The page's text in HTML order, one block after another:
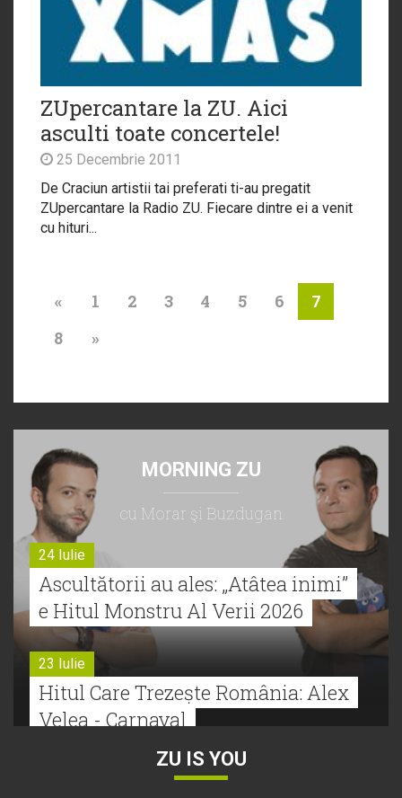
ZUpercantare la ZU. Aici
asculti toate concertele!
25 Decembrie 2011
De Craciun artistii tai preferati ti-au pregatit
ZUpercantare la Radio ZU. Fiecare dintre ei a venit
cu hituri...
« 1 2 3 4 5 6 7
8 »
MORNING ZU
cu Morar şi Buzdugan
24 Iulie
Ascultătorii au ales: „Atâtea inimi”
e Hitul Monstru Al Verii 2026
23 Iulie
Hitul Care Trezește România: Alex
Velea - Carnaval
ZU IS YOU